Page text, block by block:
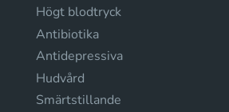
Högt blodtryck
Antibiotika
Antidepressiva
Hudvård
Smärtstillande